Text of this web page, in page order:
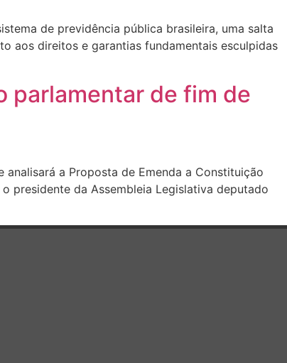
de previdência pública brasileira, uma salta
aos direitos e garantias fundamentais esculpidas
parlamentar de fim de
a Proposta de Emenda a Constituição
presidente da Assembleia Legislativa deputado